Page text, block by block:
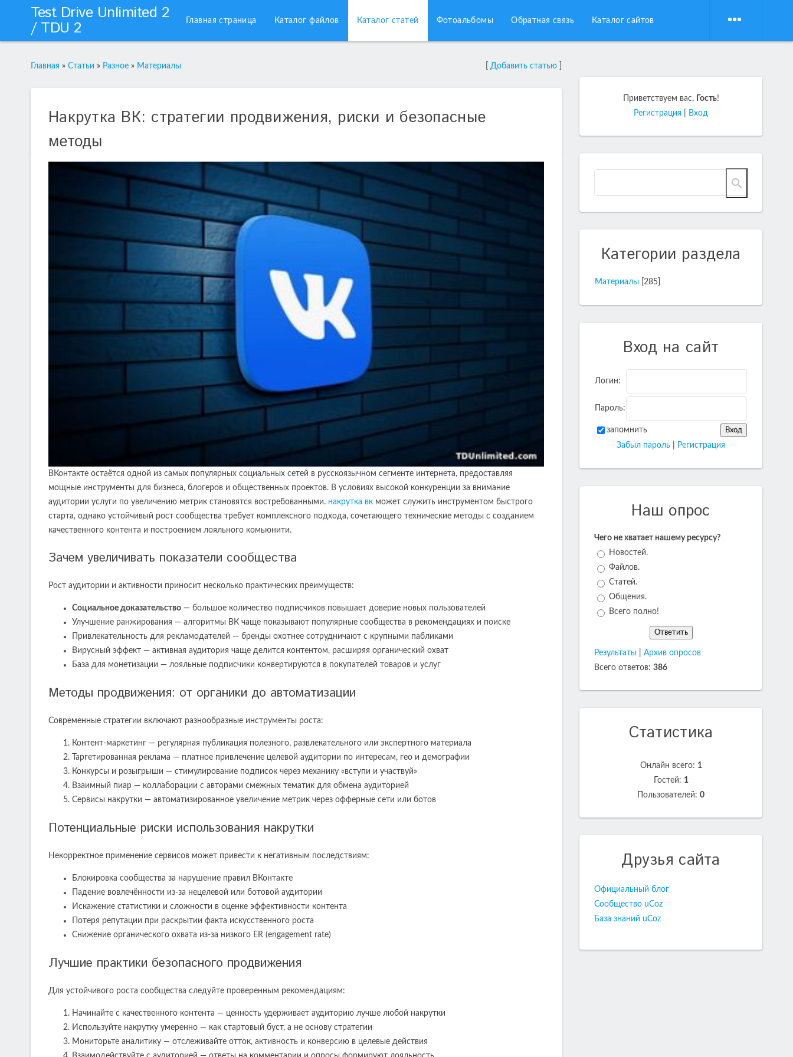
Test Drive Unlimited 2
/ TDU 2 Главная страница Каталог файлов Каталог статей Фотоальбомы Обратная связь Каталог сайтов
Главная » Статьи » Разное » Материалы Добавить статью
Накрутка ВК: стратегии продвижения, риски и безопасные
методы
ВКонтакте остаётся одной из самых популярных социальных сетей в русскоязычном сегменте интернета, предоставляя
мощные инструменты для бизнеса, блогеров и общественных проектов. В условиях высокой конкуренции за внимание
аудитории услуги по увеличению метрик становятся востребованными. накрутка вк может служить инструментом быстрого
старта, однако устойчивый рост сообщества требует комплексного подхода, сочетающего технические методы с созданием
качественного контента и построением лояльного комьюнити.
Зачем увеличивать показатели сообщества
Рост аудитории и активности приносит несколько практических преимуществ:
Социальное доказательство — большое количество подписчиков повышает доверие новых пользователей
Улучшение ранжирования — алгоритмы ВК чаще показывают популярные сообщества в рекомендациях и поиске
Привлекательность для рекламодателей — бренды охотнее сотрудничают с крупными пабликами
Вирусный эффект — активная аудитория чаще делится контентом, расширяя органический охват
База для монетизации — лояльные подписчики конвертируются в покупателей товаров и услуг
Методы продвижения: от органики до автоматизации
Современные стратегии включают разнообразные инструменты роста:
Контент-маркетинг — регулярная публикация полезного, развлекательного или экспертного материала
Таргетированная реклама — платное привлечение целевой аудитории по интересам, гео и демографии
Конкурсы и розыгрыши — стимулирование подписок через механику «вступи и участвуй»
Взаимный пиар — коллаборации с авторами смежных тематик для обмена аудиторией
Сервисы накрутки — автоматизированное увеличение метрик через офферные сети или ботов
Потенциальные риски использования накрутки
Некорректное применение сервисов может привести к негативным последствиям:
Блокировка сообщества за нарушение правил ВКонтакте
Падение вовлечённости из-за нецелевой или ботовой аудитории
Искажение статистики и сложности в оценке эффективности контента
Потеря репутации при раскрытии факта искусственного роста
Снижение органического охвата из-за низкого ER (engagement rate)
Лучшие практики безопасного продвижения
Для устойчивого роста сообщества следуйте проверенным рекомендациям:
Начинайте с качественного контента — ценность удерживает аудиторию лучше любой накрутки
Используйте накрутку умеренно — как стартовый буст, а не основу стратегии
Мониторьте аналитику — отслеживайте отток, активность и конверсию в целевые действия
Приветствуем вас, Гость!
Регистрация
Вход
Категории раздела
Материалы [285]
Вход на сайт
Логин:
Пароль:
запомнить
Забыл пароль
Регистрация
Наш опрос
Чего не хватает нашему ресурсу?
Новостей.
Файлов.
Статей.
Общения.
Всего полно!
Результаты
Архив опросов
Всего ответов: 386
Статистика
Онлайн всего: 1
Гостей: 1
Пользователей: 0
Друзья сайта
Официальный блог
Сообщество uCoz
База знаний uCoz